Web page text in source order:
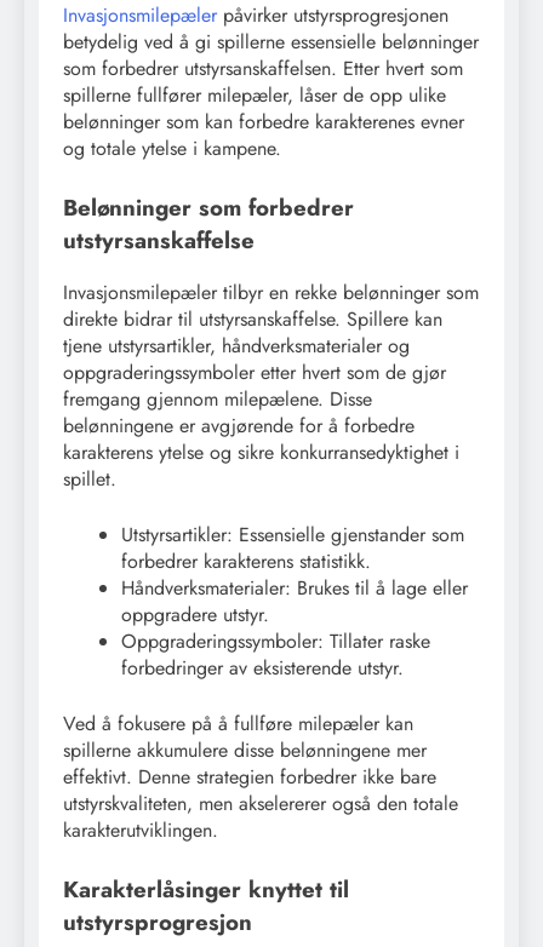
Invasjonsmilepæler påvirker utstyrsprogresjonen
betydelig ved å gi spillerne essensielle belønninger
som forbedrer utstyrsanskaffelsen. Etter hvert som
spillerne fullfører milepæler, låser de opp ulike
belønninger som kan forbedre karakterenes evner
og totale ytelse i kampene.
Belønninger som forbedrer
utstyrsanskaffelse
Invasjonsmilepæler tilbyr en rekke belønninger som
direkte bidrar til utstyrsanskaffelse. Spillere kan
tjene utstyrsartikler, håndverksmaterialer og
oppgraderingssymboler etter hvert som de gjør
fremgang gjennom milepælene. Disse
belønningene er avgjørende for å forbedre
karakterens ytelse og sikre konkurransedyktighet i
spillet.
Utstyrsartikler: Essensielle gjenstander som
forbedrer karakterens statistikk.
Håndverksmaterialer: Brukes til å lage eller
oppgradere utstyr.
Oppgraderingssymboler: Tillater raske
forbedringer av eksisterende utstyr.
Ved å fokusere på å fullføre milepæler kan
spillerne akkumulere disse belønningene mer
effektivt. Denne strategien forbedrer ikke bare
utstyrskvaliteten, men akselererer også den totale
karakterutviklingen.
Karakterlåsinger knyttet til
utstyrsprogresjon